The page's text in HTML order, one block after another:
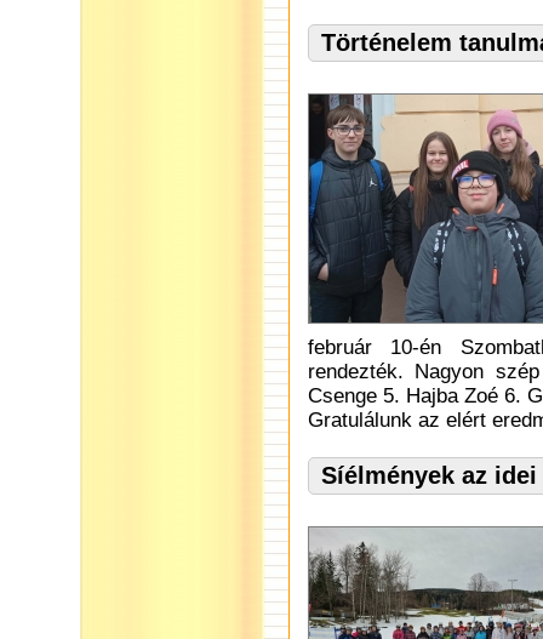
Történelem
február 10-én
rendezték. Nagyon
Csenge 5. Hajba Zoé 6.
Gratulálunk az elért
Síélmények az idei